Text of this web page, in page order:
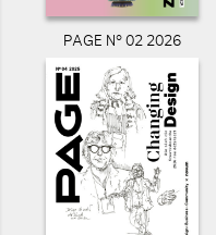
PAGE N° 02 2026